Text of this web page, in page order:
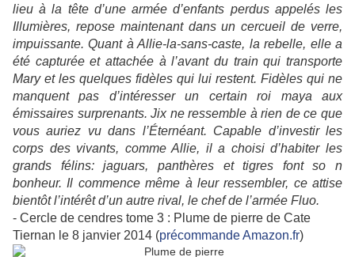
lieu à la tête d’une armée d’enfants perdus appelés les
Illumières, repose maintenant dans un cercueil de verre,
impuissante. Quant à Allie-la-sans-caste, la rebelle, elle a
été capturée et attachée à l’avant du train qui transporte
Mary et les quelques fidèles qui lui restent. Fidèles qui ne
manquent pas d’intéresser un certain roi maya aux
émissaires surprenants. Jix ne ressemble à rien de ce que
vous auriez vu dans l’Éternéant. Capable d’investir les
corps des vivants, comme Allie, il a choisi d’habiter les
grands félins: jaguars, panthères et tigres font so n
bonheur. Il commence même à leur ressembler, ce attise
bientôt l’intérêt d’un autre rival, le chef de l’armée Fluo.
- Cercle de cendres tome 3 : Plume de pierre de Cate
Tiernan le 8 janvier 2014 (précommande Amazon.fr)